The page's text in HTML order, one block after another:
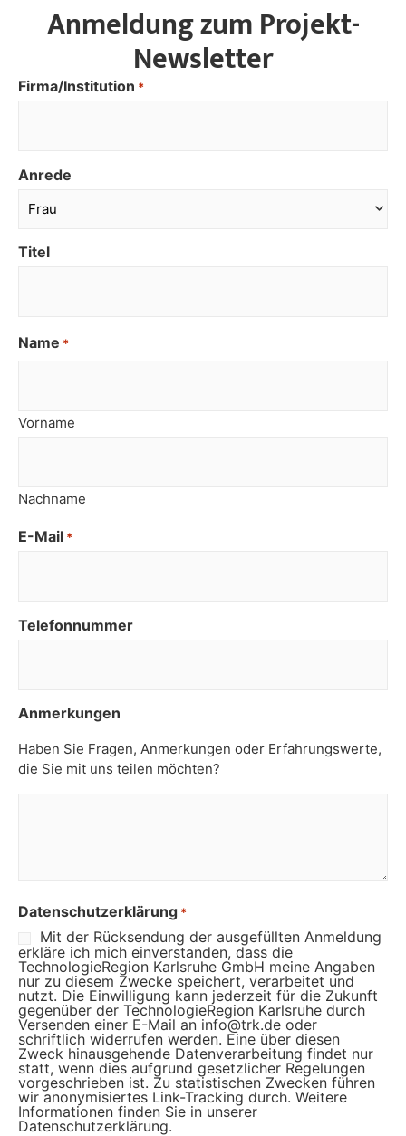
Anmeldung zum Projekt-
Newsletter
Firma/Institution *
Anrede
Titel
Name *
Vorname
Nachname
E-Mail *
Telefonnummer
Anmerkungen
Haben Sie Fragen, Anmerkungen oder Erfahrungswerte,
die Sie mit uns teilen möchten?
Datenschutzerklärung *
Mit der Rücksendung der ausgefüllten Anmeldung
erkläre ich mich einverstanden, dass die
TechnologieRegion Karlsruhe GmbH meine Angaben
nur zu diesem Zwecke speichert, verarbeitet und
nutzt. Die Einwilligung kann jederzeit für die Zukunft
gegenüber der TechnologieRegion Karlsruhe durch
Versenden einer E-Mail an info@trk.de oder
schriftlich widerrufen werden. Eine über diesen
Zweck hinausgehende Datenverarbeitung findet nur
statt, wenn dies aufgrund gesetzlicher Regelungen
vorgeschrieben ist. Zu statistischen Zwecken führen
wir anonymisiertes Link-Tracking durch. Weitere
Informationen finden Sie in unserer
Datenschutzerklärung.